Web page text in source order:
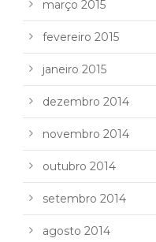
março 2015
fevereiro 2015
janeiro 2015
dezembro 2014
novembro 2014
outubro 2014
setembro 2014
agosto 2014